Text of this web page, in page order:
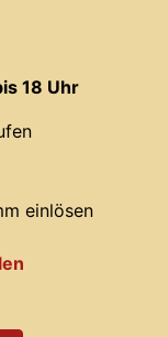
18 Uhr
einlösen